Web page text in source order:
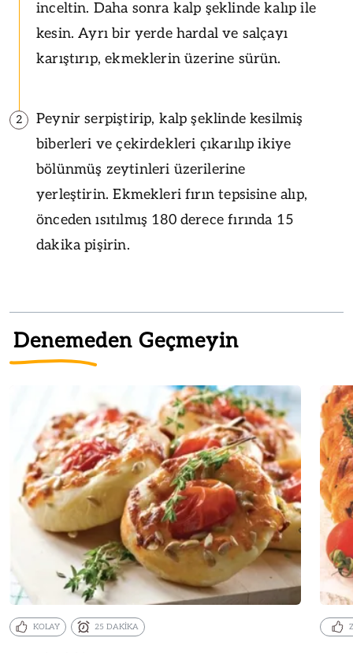
inceltin. Daha sonra kalp şeklinde kalıp ile
kesin. Ayrı bir yerde hardal ve salçayı
karıştırıp, ekmeklerin üzerine sürün.
2
Peynir serpiştirip, kalp şeklinde kesilmiş
biberleri ve çekirdekleri çıkarılıp ikiye
bölünmüş zeytinleri üzerilerine
yerleştirin. Ekmekleri fırın tepsisine alıp,
önceden ısıtılmış 180 derece fırında 15
dakika pişirin.
Denemeden Geçmeyin
KOLAY 25 DAKİKA